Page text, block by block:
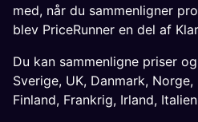
med, når du sammenligner
blev PriceRunner en del af
Du kan sammenligne priser
Sverige, UK, Danmark, Norge,
Finland, Frankrig, Irland, Italien